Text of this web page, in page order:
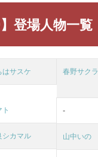
】登場人物一覧
はサスケ 春野サクラ
ト -
シカマル 山中いの